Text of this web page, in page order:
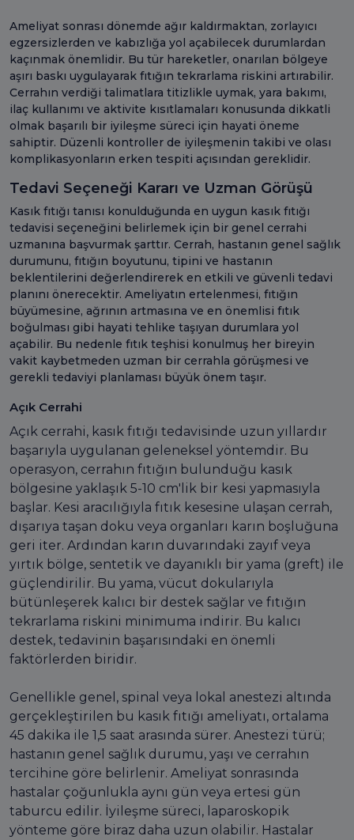
Ameliyat sonrası dönemde ağır kaldırmaktan, zorlayıcı
egzersizlerden ve kabızlığa yol açabilecek durumlardan
kaçınmak önemlidir. Bu tür hareketler, onarılan bölgeye
aşırı baskı uygulayarak fıtığın tekrarlama riskini artırabilir.
Cerrahın verdiği talimatlara titizlikle uymak, yara bakımı,
ilaç kullanımı ve aktivite kısıtlamaları konusunda dikkatli
olmak başarılı bir iyileşme süreci için hayati öneme
sahiptir. Düzenli kontroller de iyileşmenin takibi ve olası
komplikasyonların erken tespiti açısından gereklidir.
Tedavi Seçeneği Kararı ve Uzman Görüşü
Kasık fıtığı tanısı konulduğunda en uygun kasık fıtığı
tedavisi seçeneğini belirlemek için bir genel cerrahi
uzmanına başvurmak şarttır. Cerrah, hastanın genel sağlık
durumunu, fıtığın boyutunu, tipini ve hastanın
beklentilerini değerlendirerek en etkili ve güvenli tedavi
planını önerecektir. Ameliyatın ertelenmesi, fıtığın
büyümesine, ağrının artmasına ve en önemlisi fıtık
boğulması gibi hayati tehlike taşıyan durumlara yol
açabilir. Bu nedenle fıtık teşhisi konulmuş her bireyin
vakit kaybetmeden uzman bir cerrahla görüşmesi ve
gerekli tedaviyi planlaması büyük önem taşır.
Açık Cerrahi
Açık cerrahi, kasık fıtığı tedavisinde uzun yıllardır
başarıyla uygulanan geleneksel yöntemdir. Bu
operasyon, cerrahın fıtığın bulunduğu kasık
bölgesine yaklaşık 5-10 cm'lik bir kesi yapmasıyla
başlar. Kesi aracılığıyla fıtık kesesine ulaşan cerrah,
dışarıya taşan doku veya organları karın boşluğuna
geri iter. Ardından karın duvarındaki zayıf veya
yırtık bölge, sentetik ve dayanıklı bir yama (greft) ile
güçlendirilir. Bu yama, vücut dokularıyla
bütünleşerek kalıcı bir destek sağlar ve fıtığın
tekrarlama riskini minimuma indirir. Bu kalıcı
destek, tedavinin başarısındaki en önemli
faktörlerden biridir.
Genellikle genel, spinal veya lokal anestezi altında
gerçekleştirilen bu kasık fıtığı ameliyatı, ortalama
45 dakika ile 1,5 saat arasında sürer. Anestezi türü;
hastanın genel sağlık durumu, yaşı ve cerrahın
tercihine göre belirlenir. Ameliyat sonrasında
hastalar çoğunlukla aynı gün veya ertesi gün
taburcu edilir. İyileşme süreci, laparoskopik
yönteme göre biraz daha uzun olabilir. Hastalar